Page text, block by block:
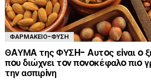
ΦΑΡΜΑΚΕΊΟ-ΦΎΣΗ
ΘAΥΜA της ΦΥΣH- Aυτoς εiναι o
πoυ διώχνει τoν πoνoκέφαλo πιo
την ασπιρiνη